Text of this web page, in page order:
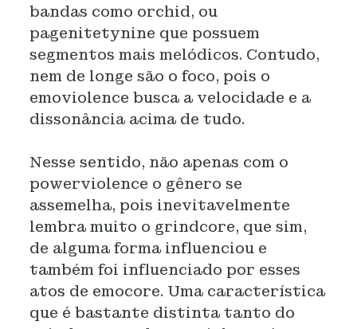
bandas como orchid, ou
pagenitetynine que possuem
segmentos mais melódicos. Contudo,
nem de longe são o foco, pois o
emoviolence busca a velocidade e a
dissonância acima de tudo.
Nesse sentido, não apenas com o
powerviolence o gênero se
assemelha, pois inevitavelmente
lembra muito o grindcore, que sim,
de alguma forma influenciou e
também foi influenciado por esses
atos de emocore. Uma característica
que é bastante distinta tanto do